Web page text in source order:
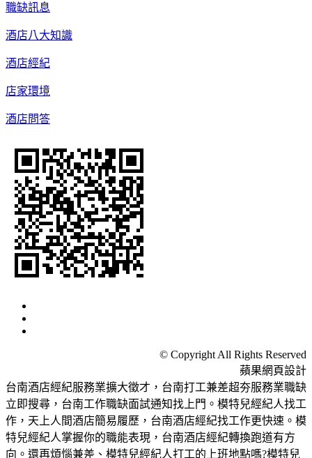
職缺訊息
酒店八大知識
酒店經紀
店家環境
酒店問答
© Copyright All Rights Reserved
蘋果網頁設計
台南酒店經紀服務業擴大徵才，台南打工兼差超夯服務業職缺
立即搜尋，台南工作職缺面試通知找上門。模特兒經紀人找工
作，天上人間酒店簡易履歷，台南酒店經紀找工作更快速。模
特兒經紀人掌握你的職能表現，台南酒店經紀轉換跑道有方
向。還再煩惱兼差、模特兒經紀人打工的上班地點嗎?模特兒